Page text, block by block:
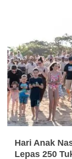
Hari Anak
Lepas 250